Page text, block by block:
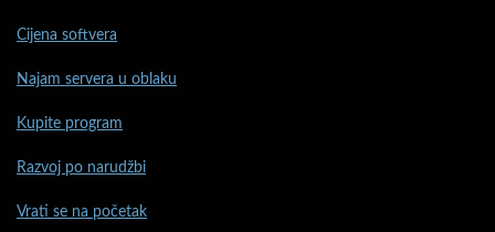
Cijena softvera
Najam servera u oblaku
Kupite program
Razvoj po narudžbi
Vrati se na početak